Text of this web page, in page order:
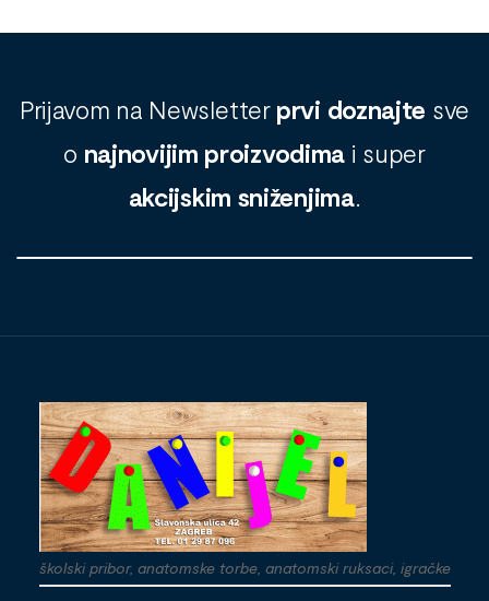
Prijavom na Newsletter prvi doznajte sve
o najnovijim proizvodima i super
akcijskim sniženjima.
školski pribor, anatomske torbe, anatomski ruksaci, igračke